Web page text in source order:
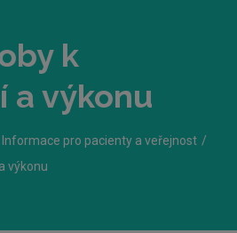
k
a výkonu
Informace pro pacienty a veřejnost
výkonu